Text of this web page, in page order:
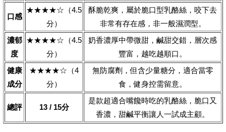
口感
★★★★☆（4.5
分）
酥脆乾爽，屬於脆口型乳酪絲，咬下去
非常有存在感，非一般濕潤型。
濃郁
度
★★★★☆（4.5
分）
奶香濃厚中帶微甜，鹹甜交錯，層次感
豐富，越吃越順口。
健康
成分
★★★★☆️（4
分）
無防腐劑，但含少量糖分，適合當零
食，健身控需留意。
總評 13 / 15分
是款超適合嘴饞時吃的乳酪絲，脆口又
香濃，甜鹹平衡讓人一試成主顧。